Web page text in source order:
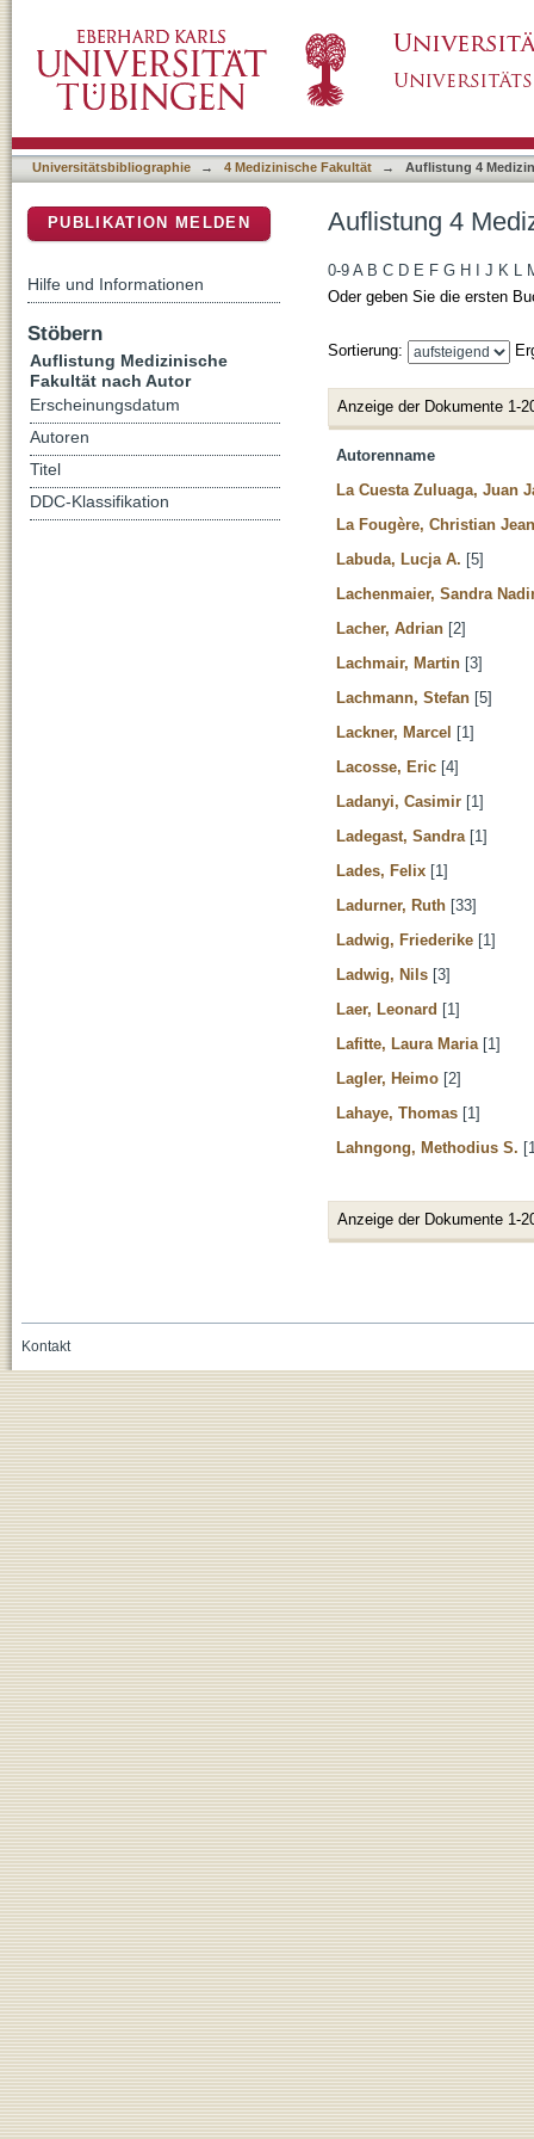
Universitätsbibliographie → 4 Medizinische Fakultät → Auflistung 4
Auflistung 4
0-9 A B C D E F G H J K L
Oder geben Sie die ersten
Sortierung:
Anzeige der Dokumente 1-
Autorenname
La Cuesta Zuluaga, Juan
La Fougère, Christian Jean
Labuda, Lucja A. [5]
Lachenmaier, Sandra
Lacher, Adrian [2]
Lachmair, Martin [3]
Lachmann, Stefan [5]
Lackner, Marcel [1]
Lacosse, Eric [4]
Ladanyi, Casimir [1]
Ladegast, Sandra [1]
Lades, Felix [1]
Ladurner, Ruth [33]
Ladwig, Friederike [1]
Ladwig, Nils [3]
Laer, Leonard [1]
Lafitte, Laura Maria [1]
Lagler, Heimo [2]
Lahaye, Thomas [1]
Lahngong, Methodius S.
Anzeige der Dokumente 1-
PUBLIKATION MELDEN
Hilfe und Informationen
Stöbern
Auflistung Medizinische
Fakultät nach Autor
Erscheinungsdatum
Autoren
Titel
DDC-Klassifikation
Kontakt